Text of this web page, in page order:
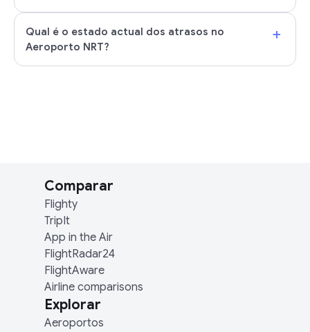
Qual é o estado actual dos atrasos no
Aeroporto NRT?
+
Comparar
Flighty
TripIt
App in the Air
FlightRadar24
FlightAware
Airline comparisons
Explorar
Aeroportos